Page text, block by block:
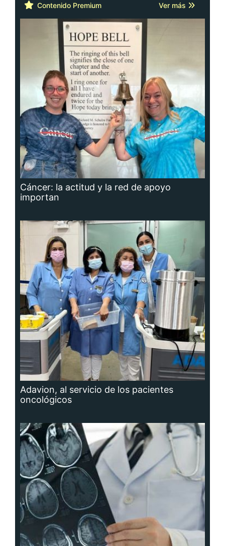
Contenido Premium Ver más
Cáncer: la actitud y la red de apoyo
importan
Adavion, al servicio de los pacientes
oncológicos